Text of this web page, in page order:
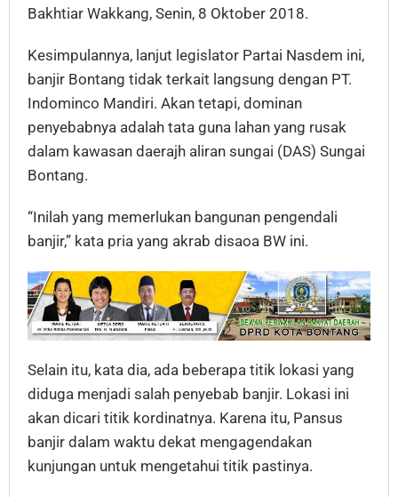
Bakhtiar Wakkang, Senin, 8 Oktober 2018.
Kesimpulannya, lanjut legislator Partai Nasdem ini,
banjir Bontang tidak terkait langsung dengan PT.
Indominco Mandiri. Akan tetapi, dominan
penyebabnya adalah tata guna lahan yang rusak
dalam kawasan daerajh aliran sungai (DAS) Sungai
Bontang.
“Inilah yang memerlukan bangunan pengendali
banjir,” kata pria yang akrab disaoa BW ini.
Selain itu, kata dia, ada beberapa titik lokasi yang
diduga menjadi salah penyebab banjir. Lokasi ini
akan dicari titik kordinatnya. Karena itu, Pansus
banjir dalam waktu dekat mengagendakan
kunjungan untuk mengetahui titik pastinya.